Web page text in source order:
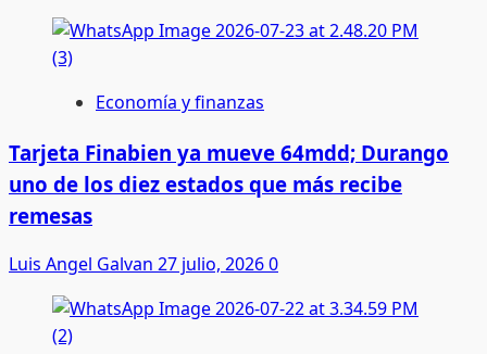
Economía y finanzas
Tarjeta Finabien ya mueve 64mdd; Durango
uno de los diez estados que más recibe
remesas
Luis Angel Galvan 27 julio, 20260